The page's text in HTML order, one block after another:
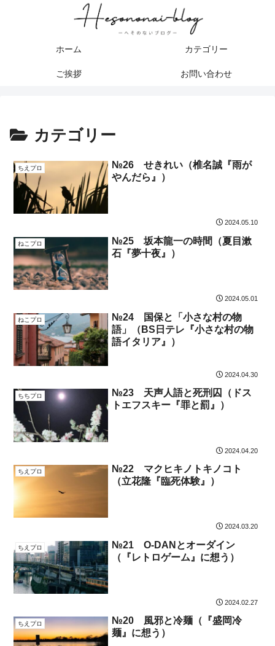
ホーム カテゴリー
ご挨拶 お問い合わせ
カテゴリー
ちえプロ
№26 せきれい（椎名誠『雨が
やんだら』）
2024.05.10
ねこプロ
№25 坂本龍一の時間（夏目漱
石『夢十夜』）
2024.05.01
ねこプロ
№24 国保と「小さな村の物
語」（BS日テレ『小さな村の物
語イタリア』）
2024.04.30
ちちプロ
№23 天声人語と死刑囚（ドス
トエフスキー『罪と罰』）
2024.04.20
ちえプロ
№22 マクヒキノトキノコト
（立花隆『臨死体験』）
2024.03.20
ちえプロ
№21 O-DANとオーダイン
（『レトロゲーム』に想う）
2024.02.27
ちえプロ
№20 風邪と冷麺（『盛岡冷
麺』に想う）